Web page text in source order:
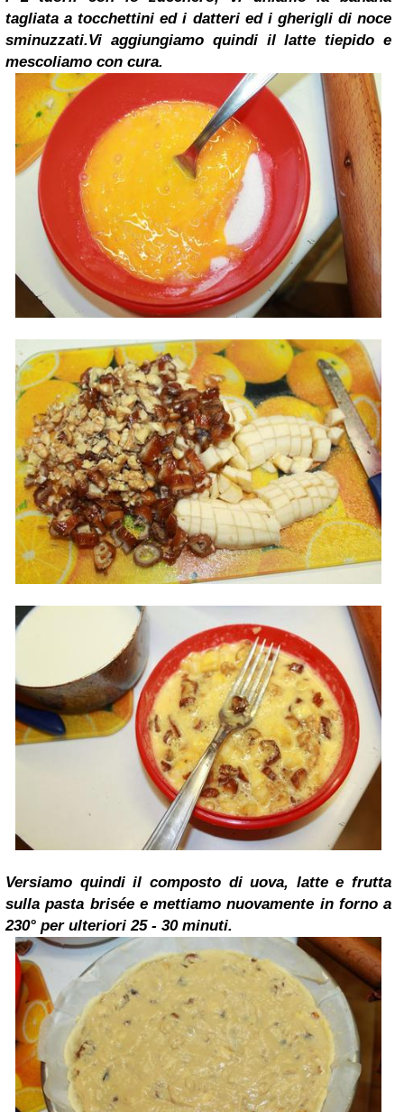
tagliata a tocchettini ed i datteri ed i gherigli di noce
sminuzzati.Vi aggiungiamo quindi il latte tiepido e
mescoliamo con cura.
Versiamo quindi il composto di uova, latte e frutta
sulla pasta brisée e mettiamo nuovamente in forno a
230° per ulteriori 25 - 30 minuti.